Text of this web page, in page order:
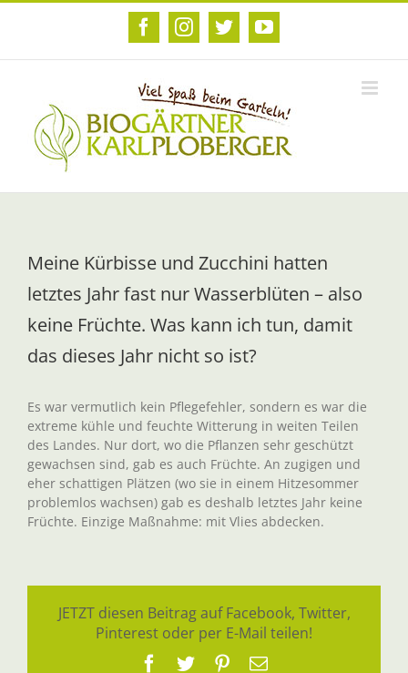
Zum
FacebookInstagram
TwitterYouTube
Meine Kürbisse und Zucchini hatten
letztes Jahr fast nur Wasserblüten – also
keine Früchte. Was kann ich tun, damit
das dieses Jahr nicht so ist?
Es war vermutlich kein Pflegefehler, sondern es war die
extreme kühle und feuchte Witterung in weiten Teilen
des Landes. Nur dort, wo die Pflanzen sehr geschützt
gewachsen sind, gab es auch Früchte. An zugigen und
eher schattigen Plätzen (wo sie in einem Hitzesommer
problemlos wachsen) gab es deshalb letztes Jahr keine
Früchte. Einzige Maßnahme: mit Vlies abdecken.
JETZT diesen Beitrag auf Facebook, Twitter,
Pinterest oder per E-Mail teilen!
Facebook
TwitterPinterest
E-